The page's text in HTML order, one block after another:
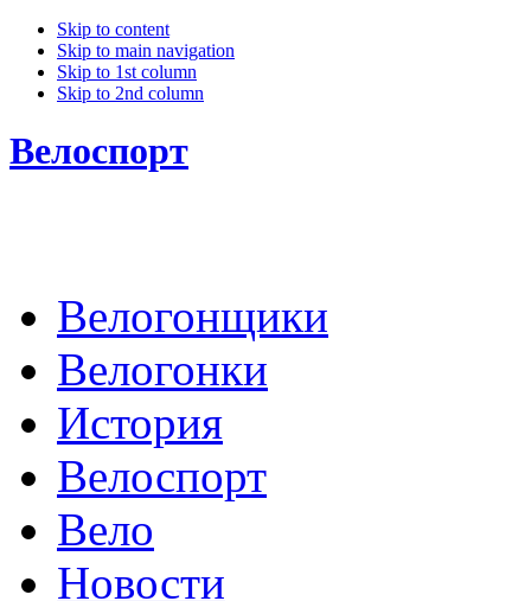
Skip to content
Skip to main navigation
Skip to 1st column
Skip to 2nd column
Велоспорт
Велогонщики
Велогонки
История
Велоспорт
Вело
Новости